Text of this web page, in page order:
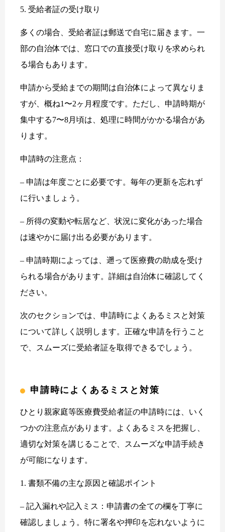
5. 受給者証の受け取り
多くの場合、受給者証は郵送で自宅に届きます。一
部の自治体では、窓口での直接受け取りを求められ
る場合もあります。
申請から受給までの期間は自治体によって異なりま
すが、概ね1〜2ヶ月程度です。ただし、申請時期が
集中する7〜8月頃は、処理に時間がかかる場合があ
ります。
申請時の注意点：
– 申請は年度ごとに必要です。毎年の更新を忘れず
に行いましょう。
– 所得の変動や転居など、状況に変化があった場合
は速やかに届け出る必要があります。
– 申請時期によっては、遡って医療費の助成を受け
られる場合があります。詳細は自治体に確認してく
ださい。
次のセクションでは、申請時によくあるミスと対策
について詳しく説明します。正確な申請を行うこと
で、スムーズに受給者証を取得できるでしょう。
申請時によくあるミスと対策
ひとり親家庭等医療費受給者証の申請時には、いく
つかの注意点があります。よくあるミスを把握し、
適切な対策を講じることで、スムーズな申請手続き
が可能になります。
1. 書類不備の主な原因と確認ポイント
– 記入漏れや記入ミス：申請書の全ての欄を丁寧に
確認しましょう。特に署名や押印を忘れないように